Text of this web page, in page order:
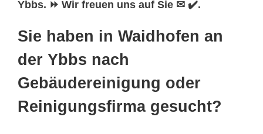
Ybbs. ⏩ Wir freuen uns auf Sie ✉ ✔️.
Sie haben in Waidhofen an
der Ybbs nach
Gebäudereinigung oder
Reinigungsfirma gesucht?